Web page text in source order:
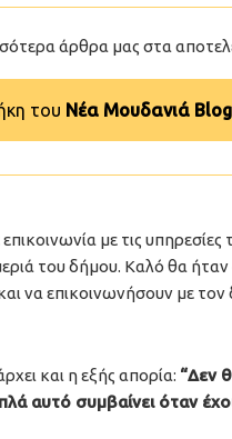
άρθρα μας στα
του Νέα Μουδανιά Blog
με τις
του δήμου. Καλό θα
να επικοινωνήσουν με
και η εξής απορία: “Δεν
αυτό συμβαίνει όταν